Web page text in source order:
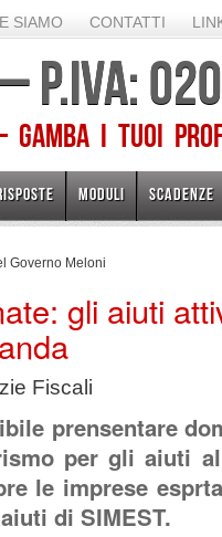
SIAMO CONTATTI
– P.IVA:
I TUOI
MODULI SCADENZE
Governo Meloni
gli aiuti
Fiscali
prensentare
per gli aiuti
le imprese
di SIMEST.